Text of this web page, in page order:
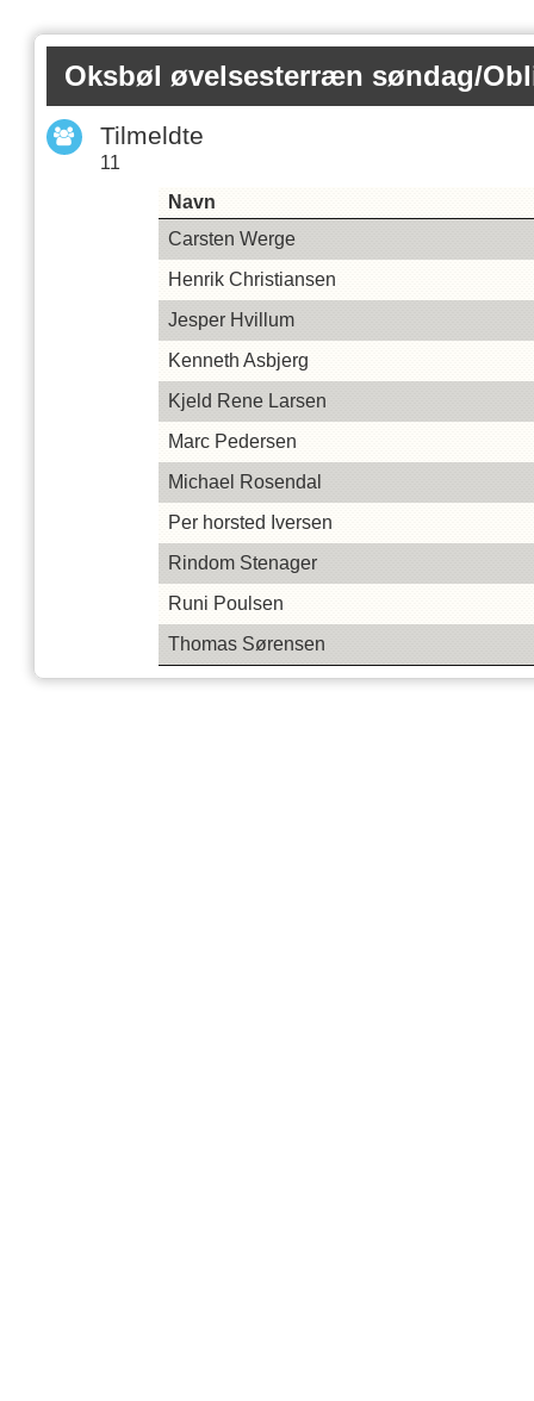
Oksbøl øvelsesterræn søndag/
Tilmeldte
11
Navn
Carsten Werge
Henrik Christiansen
Jesper Hvillum
Kenneth Asbjerg
Kjeld Rene Larsen
Marc Pedersen
Michael Rosendal
Per horsted Iversen
Rindom Stenager
Runi Poulsen
Thomas Sørensen